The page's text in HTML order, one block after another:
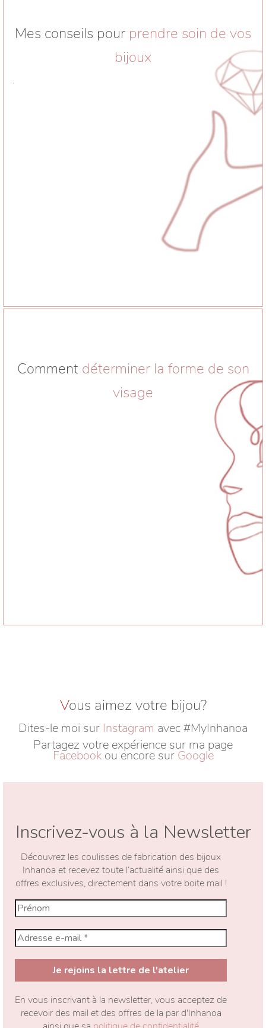
Mes conseils pour prendre soin de vos
bijoux
.
Comment déterminer la forme de son
visage
Vous aimez votre bijou?
Dites-le moi sur Instagram avec #MyInhanoa
Partagez votre expérience sur ma page
Facebookou encore sur Google
Inscrivez-vous à la Newsletter
Découvrez les coulisses de fabrication des bijoux
Inhanoa et recevez toute l’actualité ainsi que des
offres exclusives, directement dans votre boite mail !
En vous inscrivant à la newsletter, vous acceptez de
recevoir des mail et des offres de la par d'Inhanoa